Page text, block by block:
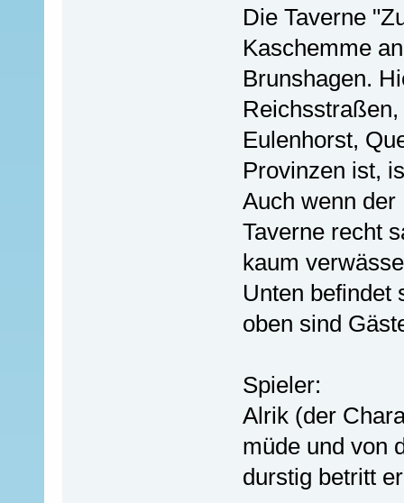
Die Taverne
Kaschemme
Brunshagen.
Eulenhorst,
Provinzen ist,
Auch wenn
Taverne recht
kaum
Unten befindet
oben sind
Spieler:
Alrik (der
müde und von
durstig betritt